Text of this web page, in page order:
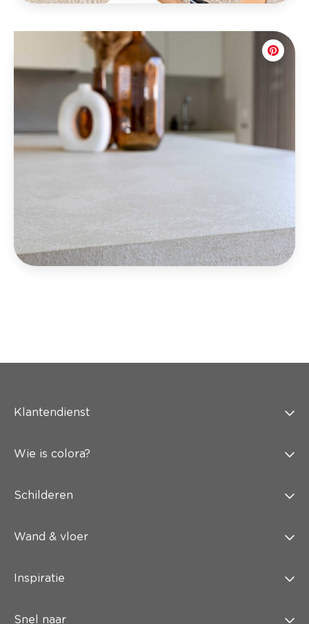
Klantendienst
Wie is colora?
Schilderen
Wand & vloer
Inspiratie
Snel naar